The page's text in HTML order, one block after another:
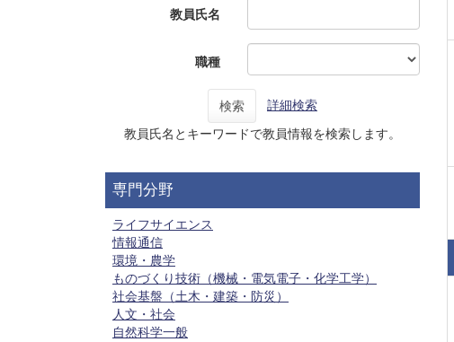
教員氏名
職種
検索 詳細検索
教員氏名とキーワードで教員情報を検索します。
専門分野
ライフサイエンス
情報通信
環境・農学
ものづくり技術（機械・電気電子・化学工学）
社会基盤（土木・建築・防災）
人文・社会
自然科学一般